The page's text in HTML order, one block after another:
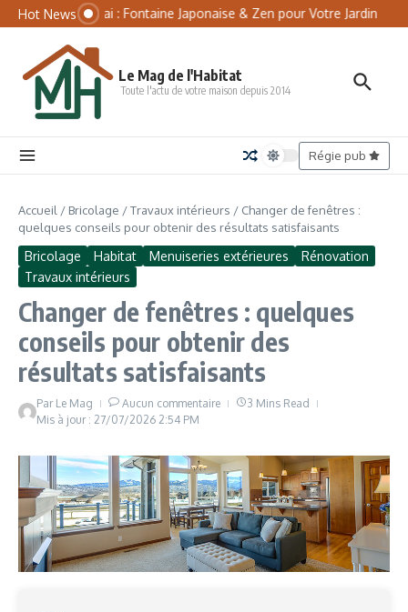
Aller au contenu
Hot NewsTsukubai : Fontaine Japonaise & Zen pour Votre Jardin
Le Mag de l'Habitat
Toute l'actu de votre maison depuis 2014
Régie pub
Accueil / Bricolage /Travaux intérieurs / Changer de fenêtres :
quelques conseils pour obtenir des résultats satisfaisants
Bricolage Habitat Menuiseries extérieures
Rénovation
Travaux intérieurs
Changer de fenêtres : quelques
conseils pour obtenir des
résultats satisfaisants
Par Le Mag Aucun commentaire
3 Mins Read
Mis à jour : 27/07/2026 2:54 PM
Panneau de gestion des cookies